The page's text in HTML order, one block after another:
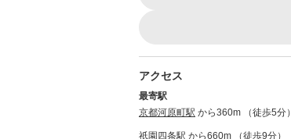
アクセス
最寄駅
京都河原町駅 から360m （徒歩5分）
祇園四条駅 から660m （徒歩9分）